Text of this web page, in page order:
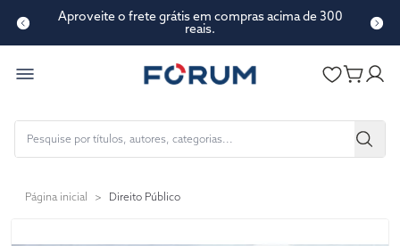
Aproveite o frete grátis em compras acima de 300
reais.
Página inicial > Direito Público